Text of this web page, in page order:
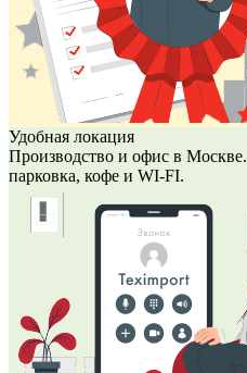
Удобная локация
Производство и офис в
парковка, кофе и WI-FI.